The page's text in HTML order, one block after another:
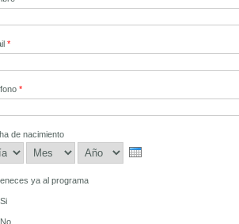
*
*
de nacimiento
Mes Año
ya al programa
Si
No